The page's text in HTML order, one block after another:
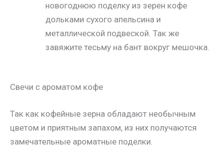
новогоднюю поделку из зерен кофе
дольками сухого апельсина и
металлической подвеской. Так же
завяжите тесьму на бант вокруг мешочка.
Свечи с ароматом кофе
Так как кофейные зерна обладают необычным
цветом и приятным запахом, из них получаются
замечательные ароматные поделки.